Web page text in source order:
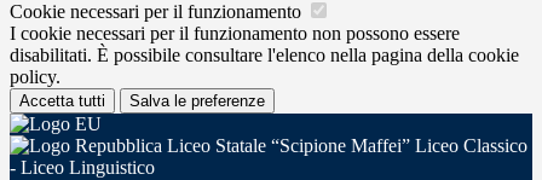
Cookie necessari per il funzionamento
I cookie necessari per il funzionamento non possono essere
disabilitati. È possibile consultare l'elenco nella pagina della cookie
policy.
Accetta tutti Salva le preferenze
Liceo Statale “Scipione Maffei” Liceo Classico
- Liceo Linguistico